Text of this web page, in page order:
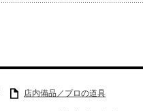
店内備品／プロの道具